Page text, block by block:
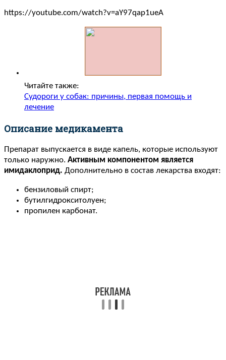
https://youtube.com/watch?v=aY97qap1ueA
Читайте также:
Судороги у собак: причины, первая помощь и
лечение
Описание медикамента
Препарат выпускается в виде капель, которые используют
только наружно. Активным компонентом является
имидаклоприд. Дополнительно в состав лекарства входят:
бензиловый спирт;
бутилгидрокситолуен;
пропилен карбонат.